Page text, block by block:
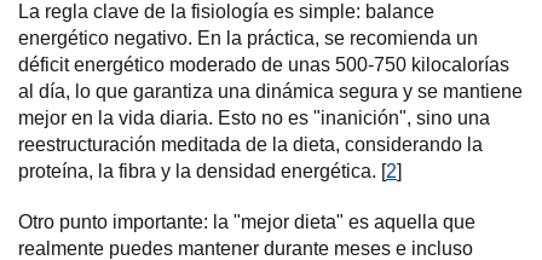
La regla clave de la fisiología es simple: balance
energético negativo. En la práctica, se recomienda un
déficit energético moderado de unas 500-750 kilocalorías
al día, lo que garantiza una dinámica segura y se mantiene
mejor en la vida diaria. Esto no es "inanición", sino una
reestructuración meditada de la dieta, considerando la
proteína, la fibra y la densidad energética. [2]
Otro punto importante: la "mejor dieta" es aquella que
realmente puedes mantener durante meses e incluso